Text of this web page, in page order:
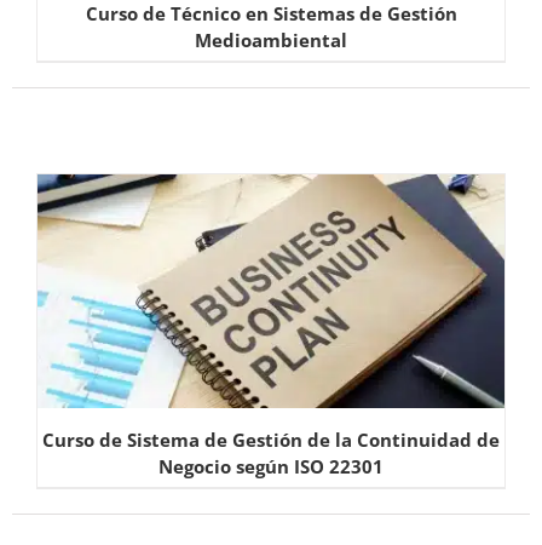
Curso de Técnico en Sistemas de Gestión
Medioambiental
Curso de Sistema de Gestión de la Continuidad de
Negocio según ISO 22301